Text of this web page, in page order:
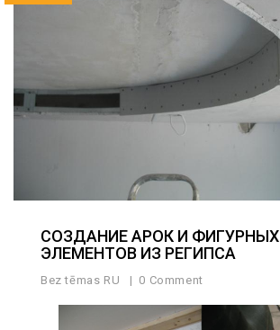
СОЗДАНИЕ АРОК И ФИГУРНЫХ
ЭЛЕМЕНТОВ ИЗ РЕГИПСА
Bez tēmas RU 0 Comment